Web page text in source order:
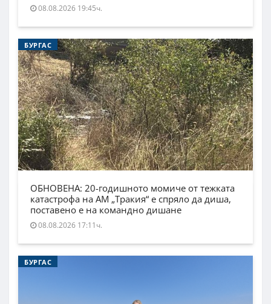
08.08.2026 19:45ч.
БУРГАС
ОБНОВЕНА: 20-годишното момиче от тежката
катастрофа на АМ „Тракия“ е спряло да диша,
поставено е на командно дишане
08.08.2026 17:11ч.
БУРГАС